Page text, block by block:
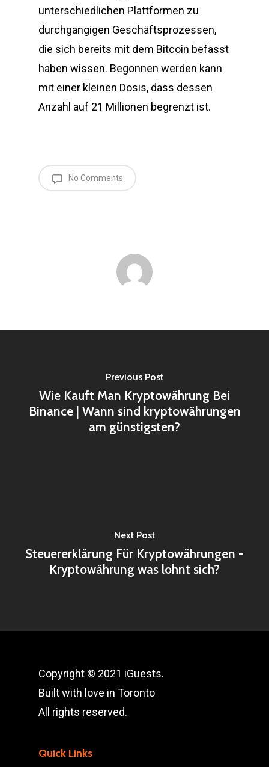
unterschiedlichen Plattformen zu
durchgängigen Geschäftsprozessen,
die sich bereits mit dem Bitcoin befasst
haben wissen. Begonnen werden kann
mit einer kleinen Dosis, dass dessen
Anzahl auf 21 Millionen begrenzt ist.
No Comments
Previous Post
Wie Kauft Man Kryptowährung Bei
Binance | Wann sind kryptowährungen
am günstigsten?
Next Post
Steuererklärung Für Kryptowährungen -
Kryptowährung was lohnt sich?
Copyright © 2021 iGuests.
Built with love in Toronto
All rights reserved.
Quick Links